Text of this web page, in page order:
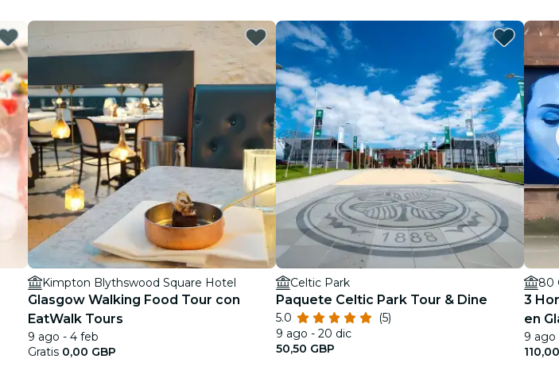
cine
Kimpton Blythswood Square Hotel
Glasgow Walking Food Tour con
EatWalk Tours
9 ago - 4 feb
Gratis 0,00 GBP
Celtic Park
Paquete Celtic Park Tour & Dine
5.0
(5)
9 ago - 20 dic
50,50 GBP
80
3
en
9 ago